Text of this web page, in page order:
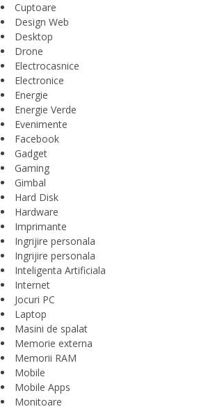
Cuptoare
Design Web
Desktop
Drone
Electrocasnice
Electronice
Energie
Energie Verde
Evenimente
Facebook
Gadget
Gaming
Gimbal
Hard Disk
Hardware
Imprimante
Ingrijire personala
Ingrijire personala
Inteligenta Artificiala
Internet
Jocuri PC
Laptop
Masini de spalat
Memorie externa
Memorii RAM
Mobile
Mobile Apps
Monitoare